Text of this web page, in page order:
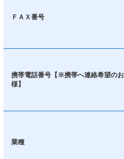
ＦＡＸ番号
携帯電話番号【※携帯へ連絡希望の
様】
業種